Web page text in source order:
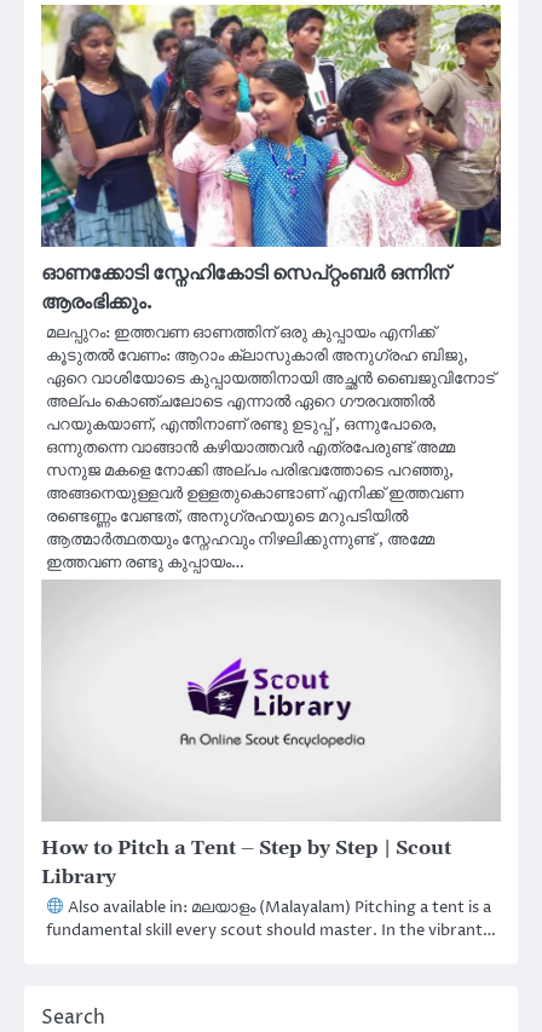
ഓണക്കോടി സ്നേഹികോടി സെപ്റ്റംബർ ഒന്നിന്
ആരംഭിക്കും.
മലപ്പുറം: ഇത്തവണ ഓണത്തിന് ഒരു കുപ്പായം എനിക്ക്
കൂടുതൽ വേണം: ആറാം ക്ലാസുകാരി അനുഗ്രഹ ബിജു,
ഏറെ വാശിയോടെ കുപ്പായത്തിനായി അച്ഛൻ ബൈജുവിനോട്
അല്പം കൊഞ്ചലോടെ എന്നാൽ ഏറെ ഗൗരവത്തിൽ
പറയുകയാണ്, എന്തിനാണ് രണ്ടു ഉടുപ്പ് , ഒന്നുപോരെ,
ഒന്നുതന്നെ വാങ്ങാൻ കഴിയാത്തവർ എത്രപേരുണ്ട് അമ്മ
സനുജ മകളെ നോക്കി അല്പം പരിഭവത്തോടെ പറഞ്ഞു,
അങ്ങനെയുള്ളവർ ഉള്ളതുകൊണ്ടാണ് എനിക്ക് ഇത്തവണ
രണ്ടെണ്ണം വേണ്ടത്, അനുഗ്രഹയുടെ മറുപടിയിൽ
ആത്മാർത്ഥതയും സ്നേഹവും നിഴലിക്കുന്നുണ്ട് , അമ്മേ
ഇത്തവണ രണ്ടു കുപ്പായം…
How to Pitch a Tent – Step by Step | Scout
Library
Also available in: മലയാളം (Malayalam) Pitching a tent is a
fundamental skill every scout should master. In the vibrant…
Search